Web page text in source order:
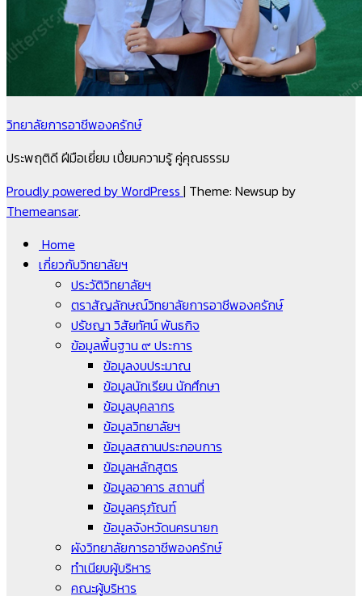
วิทยาลัยการอาชีพองครักษ์
ประพฤติดี ฝีมือเยี่ยม เปี่ยมความรู้ คู่คุณธรรม
Proudly powered by WordPress | Theme: Newsup by
Themeansar.
Home
เกี่ยวกับวิทยาลัยฯ
ประวัติวิทยาลัยฯ
ตราสัญลักษณ์วิทยาลัยการอาชีพองครักษ์
ปรัชญา วิสัยทัศน์ พันธกิจ
ข้อมูลพื้นฐาน ๙ ประการ
ข้อมูลงบประมาณ
ข้อมูลนักเรียน นักศึกษา
ข้อมูลบุคลากร
ข้อมูลวิทยาลัยฯ
ข้อมูลสถานประกอบการ
ข้อมูลหลักสูตร
ข้อมูลอาคาร สถานที่
ข้อมูลครุภัณฑ์
ข้อมูลจังหวัดนครนายก
ผังวิทยาลัยการอาชีพองครักษ์
ทำเนียบผู้บริหาร
คณะผู้บริหาร